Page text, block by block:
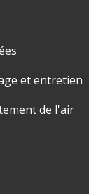
et entretien
de l'air